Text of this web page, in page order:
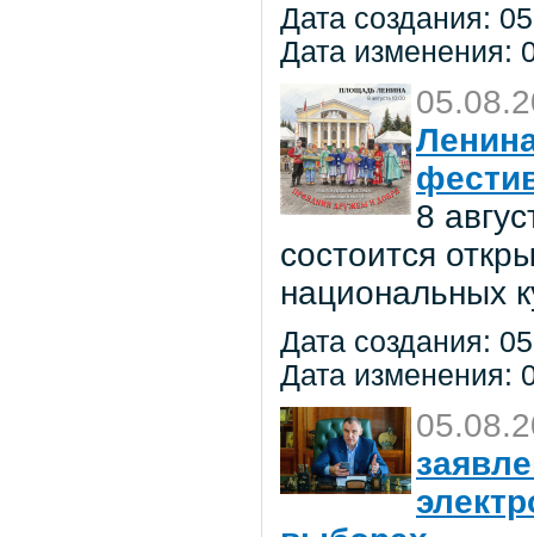
Дата создания:
Дата изменения:
8
состоится
национальных
Дата создания:
Дата изменения: